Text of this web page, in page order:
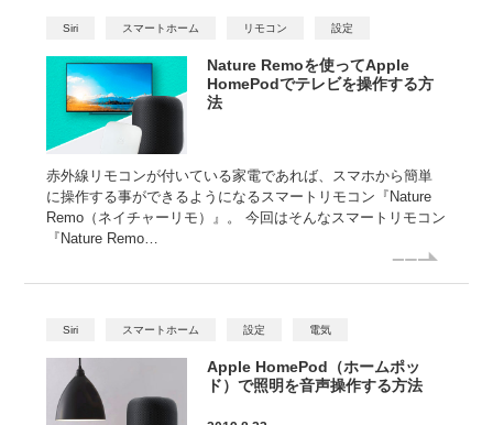
Siri スマートホーム リモコン 設定
Nature Remoを使ってApple
HomePodでテレビを操作する方
法
赤外線リモコンが付いている家電であれば、スマホから簡単
に操作する事ができるようになるスマートリモコン『Nature
Remo（ネイチャーリモ）』。 今回はそんなスマートリモコン
『Nature Remo…
Siri スマートホーム 設定 電気
Apple HomePod（ホームポッ
ド）で照明を音声操作する方法